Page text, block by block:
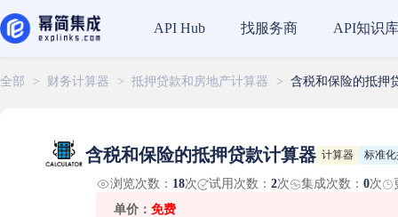
全部 > 财务计算器 > 抵押贷款和房地产计算器 > 含税和保险的抵押
含税和保险的抵押贷款计算器 计算器 标准
浏览次数： 18次 试用次数： 2次 集成次数： 0次
单价： 免费
API Hub 找服务商 API知识库